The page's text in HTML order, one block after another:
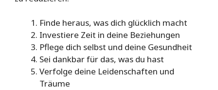
Finde heraus, was dich glücklich macht
Investiere Zeit in deine Beziehungen
Pflege dich selbst und deine Gesundheit
Sei dankbar für das, was du hast
Verfolge deine Leidenschaften und
Träume